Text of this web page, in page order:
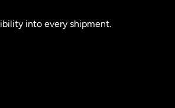
into every shipment.